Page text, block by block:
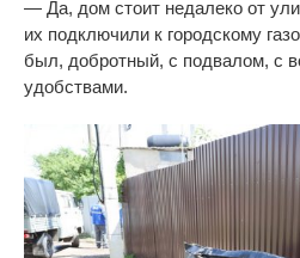
— Да, дом стоит недалеко от
их подключили к городскому
был, добротный, с подвалом, с
удобствами.